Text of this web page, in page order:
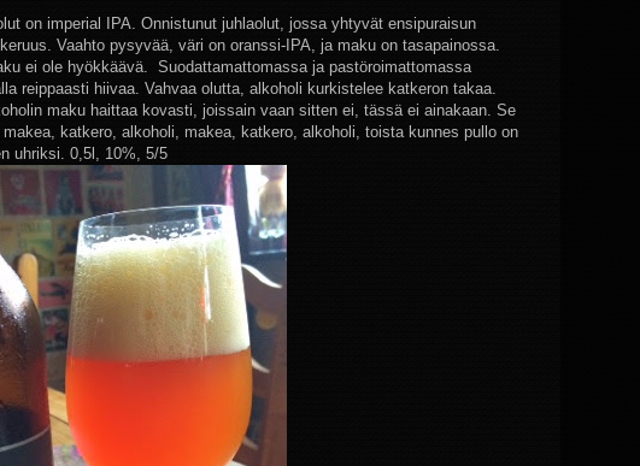
on imperial IPA. Onnistunut juhlaolut, jossa yhtyvät ensipuraisun
Vaahto pysyvää, väri on oranssi-IPA, ja maku on tasapainossa.
ei ole hyökkäävä. Suodattamattomassa ja pastöroimattomassa
reippaasti hiivaa. Vahvaa olutta, alkoholi kurkistelee katkeron takaa.
maku haittaa kovasti, joissain vaan sitten ei, tässä ei ainakaan. Se
katkero, alkoholi, makea, katkero, alkoholi, toista kunnes pullo on
uhriksi. 0,5l, 10%, 5/5